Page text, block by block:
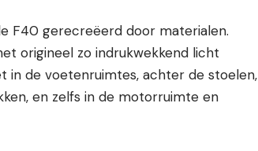
F40 gerecreëerd door materialen.
origineel zo indrukwekkend licht
in de voetenruimtes, achter de stoelen,
en zelfs in de motorruimte en